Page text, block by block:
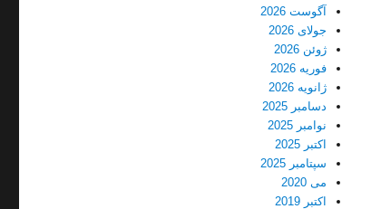
آگوست 2026
جولای 2026
ژوئن 2026
فوریه 2026
ژانویه 2026
دسامبر 2025
نوامبر 2025
اکتبر 2025
سپتامبر 2025
می 2020
اکتبر 2019